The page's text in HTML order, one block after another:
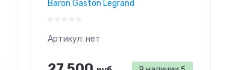
Baron Gaston Legrand
Артикул: нет